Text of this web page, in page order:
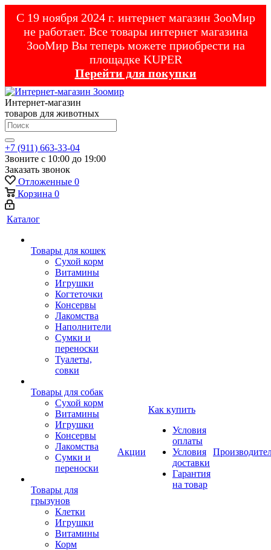
С 19 ноября 2024 г. интернет магазин ЗооМир
не работает. Все товары интернет магазина
ЗооМир Вы теперь можете приобрести на
площадке KUPER
Перейти для покупки
Интернет-магазин
товаров для животных
+7 (911) 663-33-04
Звоните с 10:00 до 19:00
Заказать звонок
Отложенные 0
Корзина 0
Каталог
Товары для кошек
Cухой корм
Витамины
Игрушки
Когтеточки
Консервы
Лакомства
Наполнители
Сумки и
переноски
Туалеты,
совки
Товары для собак
Cухой корм
Витамины
Игрушки
Консервы
Лакомства
Сумки и
переноски
Товары для
грызунов
Клетки
Игрушки
Витамины
Корм
Акции
Как купить
Условия
оплаты
Условия
доставки
Гарантия
на товар